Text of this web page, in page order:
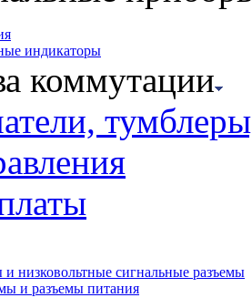
индикаторы
коммутации
низковольтные сигнальные разъемы
и разъемы питания